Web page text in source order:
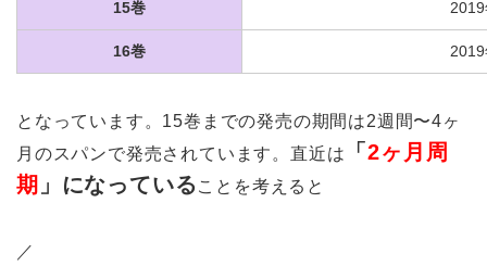
15巻
16巻
となっています。15巻までの発売の期間は2週間〜4ヶ
月のスパンで発売されています。直近は
「2ヶ月周
期 」になっている ことを考えると
／